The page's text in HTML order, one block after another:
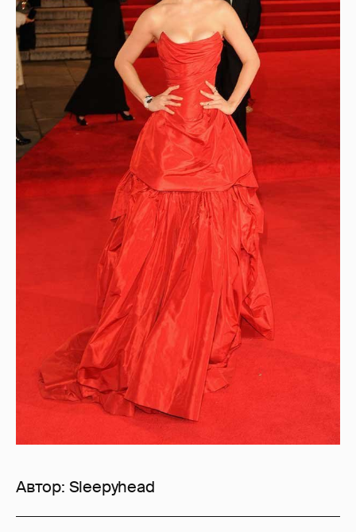
Автор: Sleepyhead